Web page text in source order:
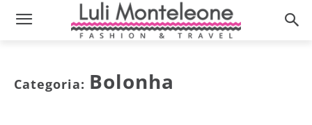
Categoria: Bolonha